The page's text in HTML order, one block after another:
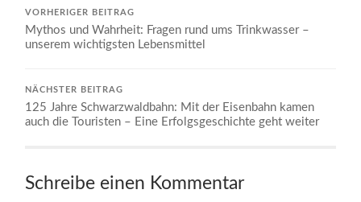
VORHERIGER BEITRAG
Mythos und Wahrheit: Fragen rund ums Trinkwasser –
unserem wichtigsten Lebensmittel
NÄCHSTER BEITRAG
125 Jahre Schwarzwaldbahn: Mit der Eisenbahn kamen
auch die Touristen – Eine Erfolgsgeschichte geht weiter
Schreibe einen Kommentar